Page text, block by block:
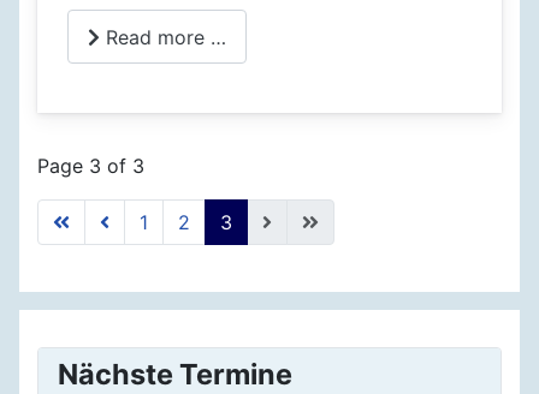
Read more …
Page 3 of 3
1 2 3
Nächste Termine